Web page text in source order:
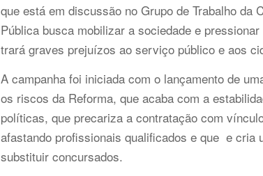
que está em discussão no Grupo de Trabalho da
Pública busca mobilizar a sociedade e
trará graves prejuízos ao serviço público e aos
A campanha foi iniciada com o lançamento de
os riscos da Reforma, que acaba com a
políticas, que precariza a contratação com
afastando profissionais qualificados e que e cria
substituir concursados.